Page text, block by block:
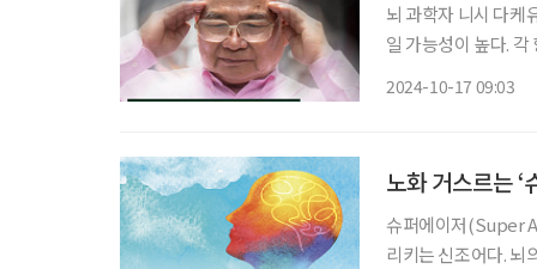
뇌 과학자 니시 다케
일 가능성이 높다.
2024-10-17 09:03
노화 거스르는 ‘
슈퍼에이저(Super
리키는 신조어다. 뇌